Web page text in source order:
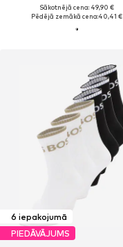
Sākotnējā cena: 49,90 €
Pēdējā zemākā cena:40,41 €
6 iepakojumā
PIEDĀVĀJUMS